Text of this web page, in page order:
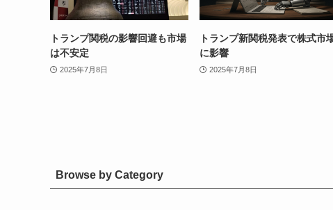
トランプ関税の影響回避も市場
は不安定
2025年7月8日
トランプ新関税発表で株式市
に影響
2025年7月8日
Browse by Category